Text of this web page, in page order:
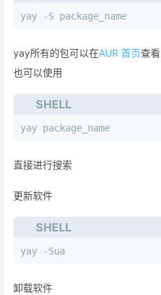
yay -S package_name
yay所有的包可以在AUR 首页查看
也可以使用
SHELL
yay package_name
直接进行搜索
更新软件
SHELL
yay -Sua
卸载软件